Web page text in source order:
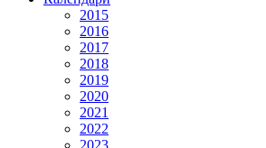
2015
2016
2017
2018
2019
2020
2021
2022
2023